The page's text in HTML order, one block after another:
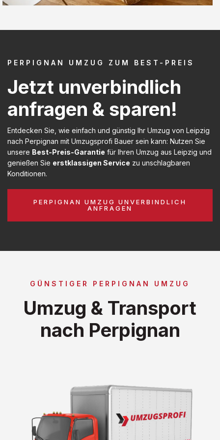
PERPIGNAN UMZUG ZUM BEST-PREIS
Jetzt unverbindlich
anfragen & sparen!
Entdecken Sie, wie einfach und günstig Ihr Umzug von Leipzig
nach Perpignan mit Umzugsprofi Bauer sein kann: Nutzen Sie
unsere Best-Preis-Garantie für Ihren Umzug aus Leipzig und
genießen Sie erstklassigen Service zu unschlagbaren
Konditionen.
PERPIGNAN UMZUG UNVERBINDLICH
ANFRAGEN
GÜNSTIGER PERPIGNAN UMZUG
Umzug & Transport
nach Perpignan